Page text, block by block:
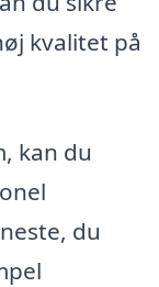
kvalitet på
kan du
du